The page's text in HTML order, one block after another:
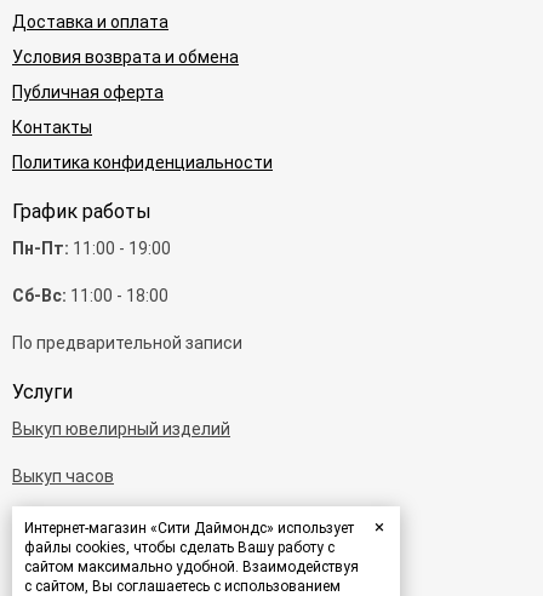
×
Интернет-магазин «Сити Даймондс» использует
файлы cookies, чтобы сделать Вашу работу с
сайтом максимально удобной. Взаимодействуя
с сайтом, Вы соглашаетесь с использованием
Доставка и оплата
Условия возврата и обмена
Публичная оферта
Контакты
Политика конфиденциальности
График работы
Пн-Пт: 11:00 - 19:00
Сб-Вс: 11:00 - 18:00
По предварительной записи
Услуги
Выкуп ювелирный изделий
Выкуп часов
Выкуп бриллиантов
Выкуп золота